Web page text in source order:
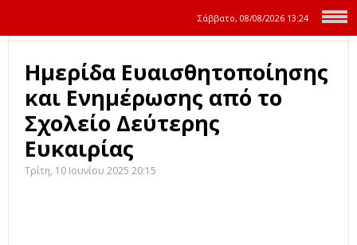
Σάββατο, 08/08/2026 13:24
Ημερίδα Ευαισθητοποίησης
και Ενημέρωσης από το
Σχολείο Δεύτερης
Ευκαιρίας
Τρίτη, 10 Ιουνίου 2025 20:15